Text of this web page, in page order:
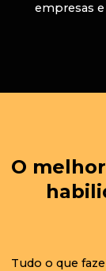
empresas
O
Tudo o que